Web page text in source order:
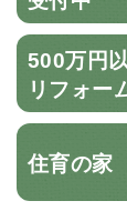
500万円
リフォー
住育の家